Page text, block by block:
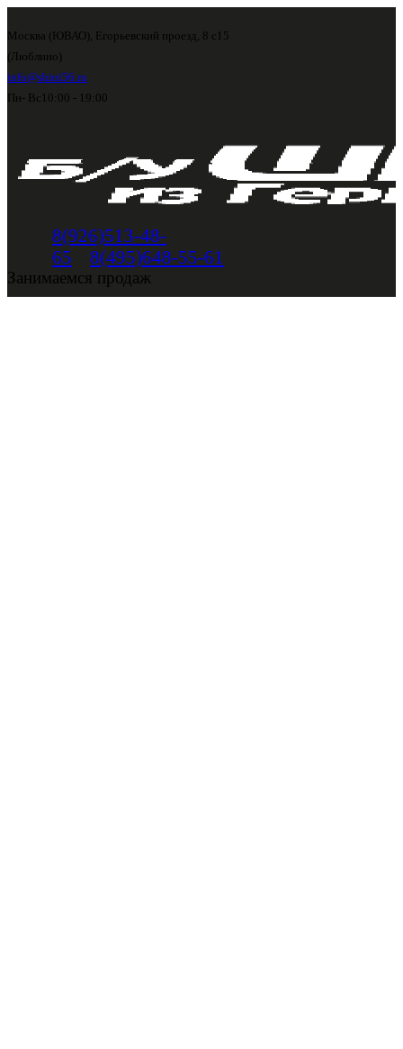
Москва (ЮВАО), Егорьевский проезд, 8 с15
(Люблино)
info@shini56.ru
Пн- Вс 10:00 - 19:00
8(926)513-48-
65
8(495)648-55-61
Занимаемся продаж